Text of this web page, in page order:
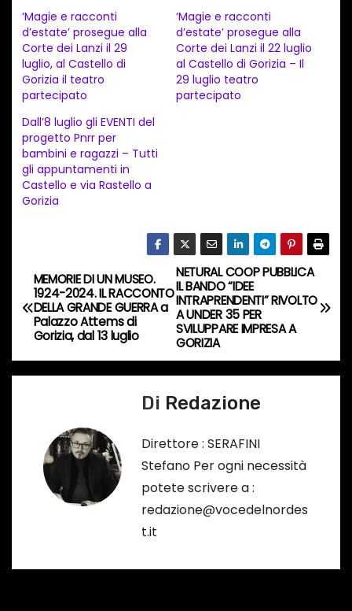
a
m
e
n
t
o
i
n
c
s
o
…
‘Magie e racconti
d’estate’ prosegue alla
Corte dei Lanzi il 29
luglio, al Castello di
Gorizia il teatro
partecipato
‘Magie e racconti
d’estate’ prosegue alla
Corte dei Lanzi il 22 luglio
al Castello di Gorizia – Il
29 luglio teatro
partecipato
Dall’8 luglio gli EVENTI del
progetto Pnrr per
bambini e ragazzi – Tutti
gli appuntamenti in
Castello e via Rastello a
Gorizia
N
a
v
i
n
NETURAL COOP PUBBLICA
IL BANDO “IDEE
INTRAPRENDENTI” RIVOLTO
A UNDER 35 PER
SVILUPPARE IMPRESA A
GORIZIA
MEMORIE DI UN MUSEO.
1924-2024. IL RACCONTO
DELLA GRANDE GUERRA a
Palazzo Attems di
Gorizia, dal 13 luglio
Di Redazione
Direttore : SERAFINI
Stefano Per ogni necessità
potete scrivere a :
redazione@vocedelnordes
t.it